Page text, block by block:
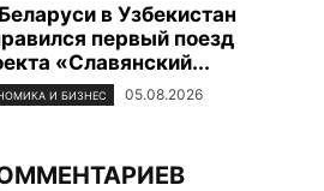
в Узбекистан
первый поезд
«Славянский...
И БИЗНЕС 05.08.2026